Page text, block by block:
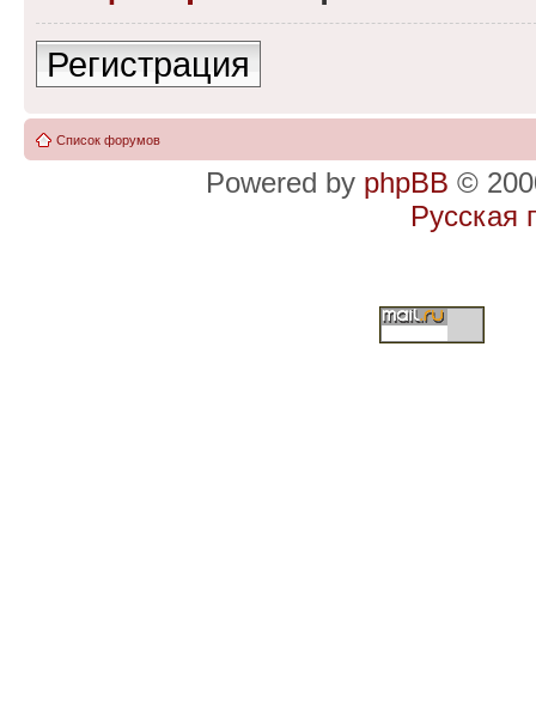
Регистрация
Список форумов
Powered by phpBB ©
Русская